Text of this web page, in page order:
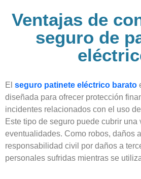
Ventajas de
seguro de
El seguro patinete eléctrico barato
diseñada para ofrecer protección
incidentes relacionados con el uso
Este tipo de seguro puede cubrir una
eventualidades. Como robos, daños
responsabilidad civil por daños a
personales sufridas mientras se